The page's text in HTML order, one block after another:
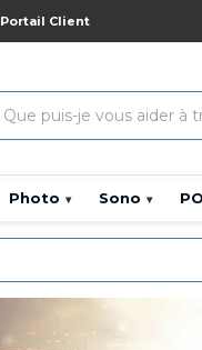
Portail Client
Photo ▾ Sono ▾